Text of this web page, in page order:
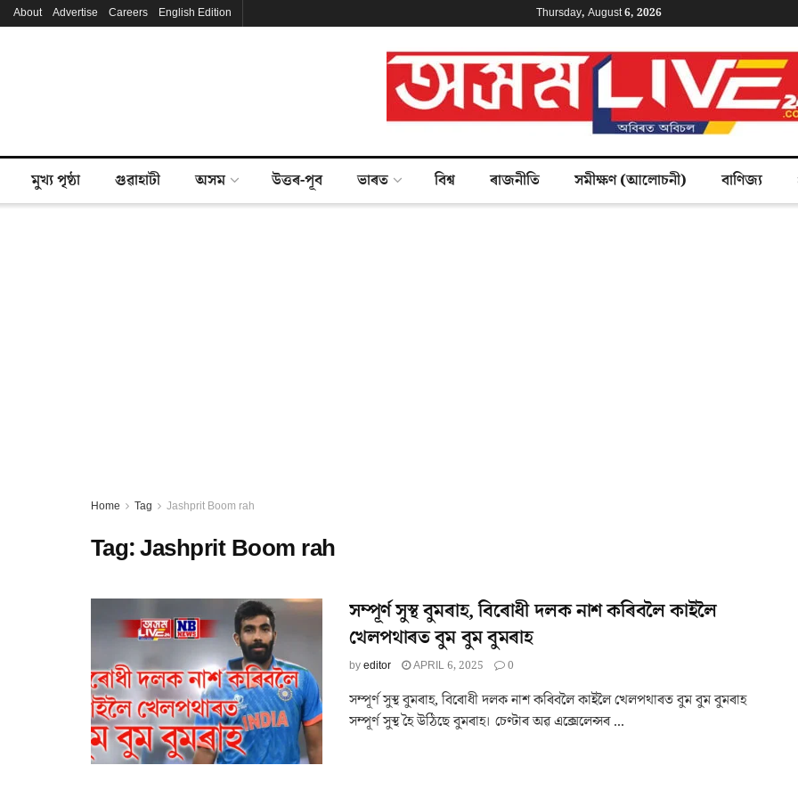
About Advertise Careers English Edition Thursday, August 6, 2026
মুখ্য পৃষ্ঠা গুৱাহাটী অসম উত্তৰ-পূব ভাৰত বিশ্ব ৰাজনীতি সমীক্ষণ (আলোচনী) বাণিজ্য
Home Tag Jashprit Boom rah
Tag:Jashprit Boom rah
সম্পূৰ্ণ সুস্থ বুমৰাহ, বিৰোধী দলক নাশ কৰিবলৈ কাইলৈ
খেলপথাৰত বুম বুম বুমৰাহ
byeditor APRIL 6, 2025 0
সম্পূৰ্ণ সুস্থ বুমৰাহ, বিৰোধী দলক নাশ কৰিবলৈ কাইলৈ খেলপথাৰত বুম বুম বুমৰাহ
সম্পূৰ্ণ সুস্থ হৈ উঠিছে বুমৰাহ। চেণ্টাৰ অৱ এক্সেলেন্সৰ ...